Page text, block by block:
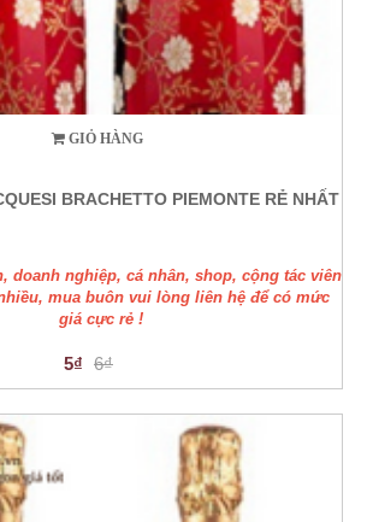
GIỎ HÀNG
BRACHETTO PIEMONTE RẺ NHẤT
doanh nghiệp, cá nhân, shop, cộng tác viên
mua buôn vui lòng liên hệ để có mức
giá cực rẻ !
5₫ 6₫